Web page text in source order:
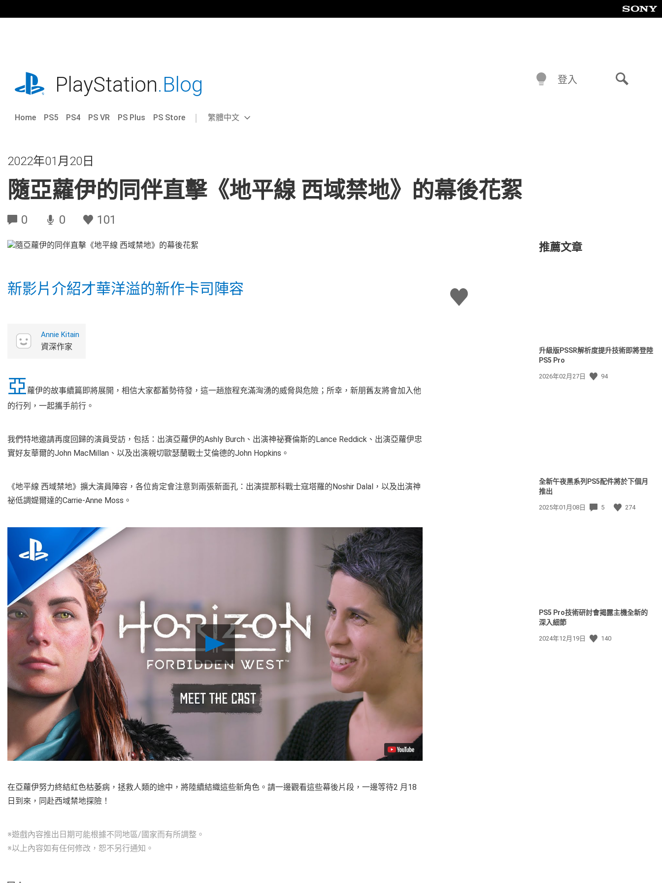
往
playstation.comPlayStation.Blog
Home PS5 PS4 PS VR PS Plus PS Store
Select
Current
繁體中文
登入
2022年01月20日
隨亞蘿伊的同伴直擊《地平線 西域禁地》的幕後花絮
0 0 101
讚
新影片介紹才華洋溢的新作卡司陣容
Annie Kitain
資深作家
亞蘿伊的故事續篇即將展開，相信大家都蓄勢待發，這一趟旅程充滿洶湧的威脅與危險；所幸，新朋舊友將會加入他
的行列，一起攜手前行。
我們特地邀請再度回歸的演員受訪，包括：出演亞蘿伊的Ashly Burch、出演神祕賽倫斯的Lance Reddick、出演亞蘿伊忠
實好友華爾的John MacMillan、以及出演親切歐瑟蘭戰士艾倫德的John Hopkins。
《地平線 西域禁地》擴大演員陣容，各位肯定會注意到兩張新面孔：出演提那科戰士寇塔羅的Noshir Dalal，以及出演神
祕低調媞爾達的Carrie-Anne Moss。
Play
Video
在亞蘿伊努力終結紅色枯萎病，拯救人類的途中，將陸續結織這些新角色。請一邊觀看這些幕後片段，一邊等待2 月18
日到來，同赴西域禁地探險！
※遊戲內容推出日期可能根據不同地區/國家而有所調整。
※以上內容如有任何修改，恕不另行通知。
推薦文章
升級版PSSR解析度提升技術即將登陸
PS5 Pro
發
2026年02月27日 94
全新午夜黑系列PS5配件將於下個月
推出
發
2025年01月08日 5 274
PS5 Pro技術研討會揭露主機全新的
深入細節
發
2024年12月19日 140